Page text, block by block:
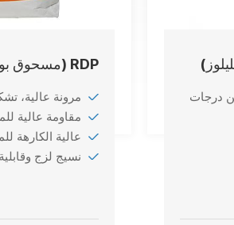
درجات
RDP (مسحوق بوليمر قابل لإعادة التشتيت)
مرونة عالية،
مقاومة عالية
عالية الكارهة
نسيج لزج